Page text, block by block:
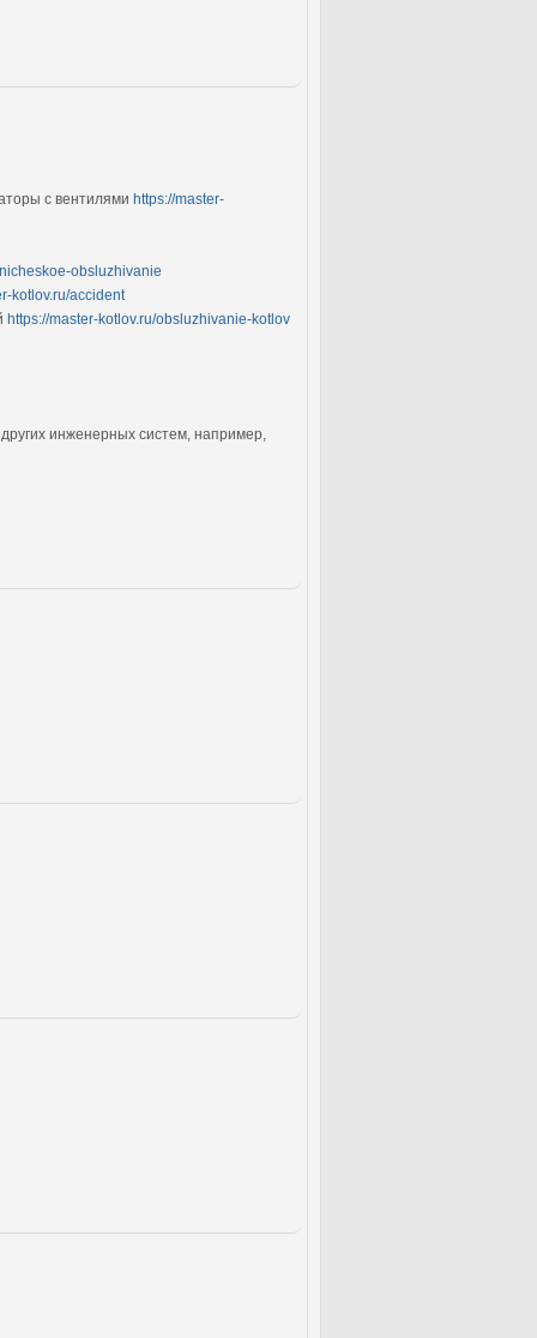
с вентилями https://master-
obsluzhivanie
kotlov.ru/accident
https://master-kotlov.ru/obsluzhivanie-kotlov
инженерных систем, например,